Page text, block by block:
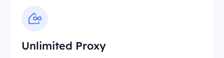
Unlimited Proxy